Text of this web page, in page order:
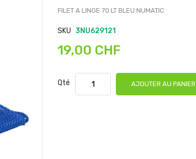
début
d’images
FILET A LINGE 70 LT BLEU NUMATIC
SKU 3NU629121
19,00 CHF
Qté AJOUTER AU PANIER